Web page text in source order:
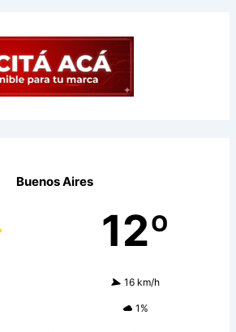
Buenos Aires
12º
16 km/h
1%